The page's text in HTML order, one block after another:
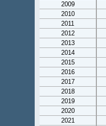
2009
2010
2011
2012
2013
2014
2015
2016
2017
2018
2019
2020
2021